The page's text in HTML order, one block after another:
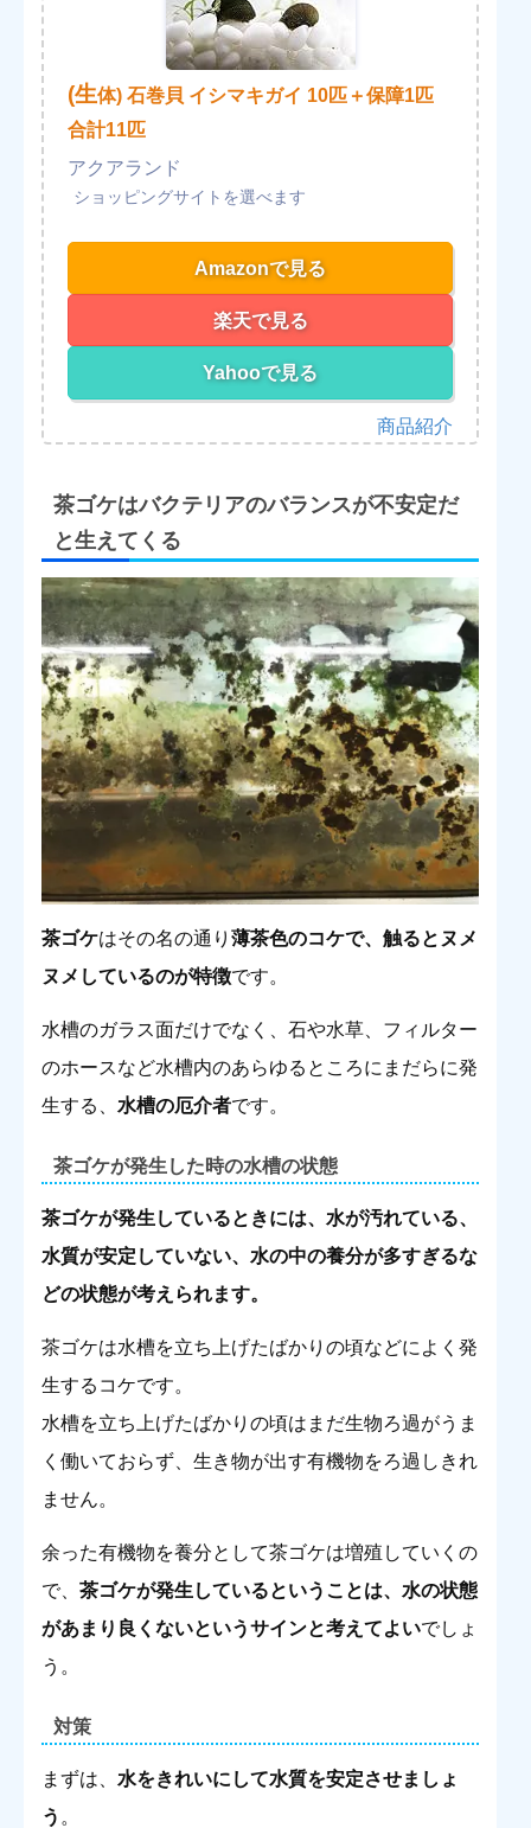
(生体) 石巻貝 イシマキガイ 10匹＋保障1匹
合計11匹
アクアランド
Amazonで見る
楽天で見る
Yahooで見る
茶ゴケはバクテリアのバランスが不安定だ
と生えてくる
茶ゴケはその名の通り 薄茶色のコケで、触るとヌメ
ヌメしているのが特徴です。
水槽のガラス面だけでなく、石や水草、フィルター
のホースなど水槽内のあらゆるところにまだらに発
生する、 水槽の厄介者です。
茶ゴケが発生した時の水槽の状態
茶ゴケが発生しているときには、水が汚れている、
水質が安定していない、水の中の養分が多すぎるな
どの状態が考えられます。
茶ゴケは水槽を立ち上げたばかりの頃などによく発
生するコケです。
水槽を立ち上げたばかりの頃はまだ生物ろ過がうま
く働いておらず、生き物が出す有機物をろ過しきれ
ません。
余った有機物を養分として茶ゴケは増殖していくの
で、 茶ゴケが発生しているということは、水の状態
があまり良くないというサインと考えてよいでしょ
う。
対策
まずは、 水をきれいにして水質を安定させましょ
う 。